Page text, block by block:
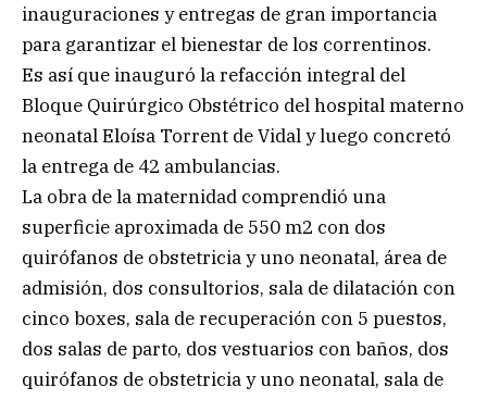
inauguraciones y entregas de gran importancia
para garantizar el bienestar de los correntinos.
Es así que inauguró la refacción integral del
Bloque Quirúrgico Obstétrico del hospital materno
neonatal Eloísa Torrent de Vidal y luego concretó
la entrega de 42 ambulancias.
La obra de la maternidad comprendió una
superficie aproximada de 550 m2 con dos
quirófanos de obstetricia y uno neonatal, área de
admisión, dos consultorios, sala de dilatación con
cinco boxes, sala de recuperación con 5 puestos,
dos salas de parto, dos vestuarios con baños, dos
quirófanos de obstetricia y uno neonatal, sala de